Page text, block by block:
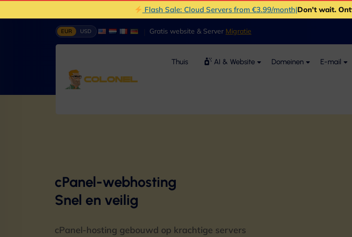
Flash Sale: Cloud Servers from €3.99/month|Don't wait.
EUR USD Gratis website & Server Migratie
Thuis AI & Website Domeinen E-mail
cPanel-webhosting
Snel en veilig
cPanel-hosting gebouwd op krachtige servers